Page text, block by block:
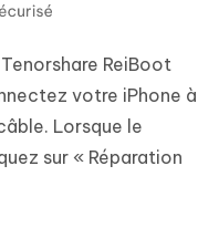
ReiBoot
votre iPhone à
Lorsque le
sur « Réparation